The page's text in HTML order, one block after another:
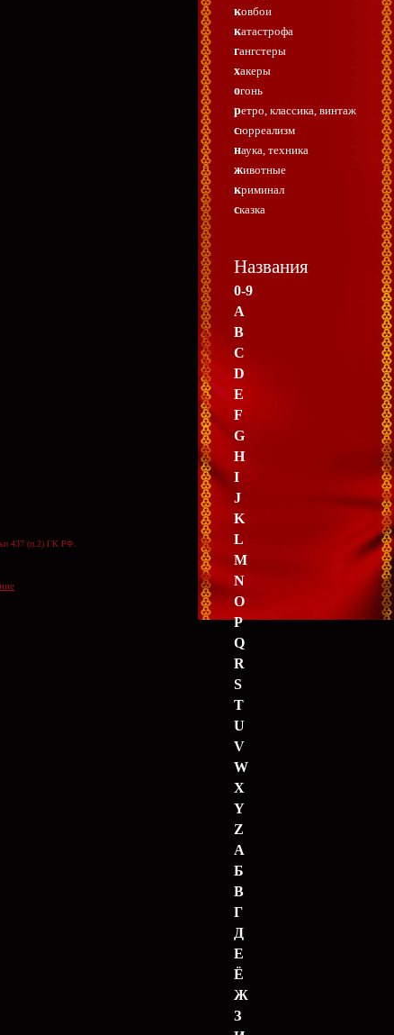
ковбои
катастрофа
гангстеры
хакеры
огонь
ретро, классика, винтаж
сюрреализм
наука, техника
животные
криминал
сказка
Названия
0-9
A
B
C
D
E
F
G
H
I
J
K
L
M
N
O
P
Q
R
S
T
U
V
W
X
Y
Z
А
Б
В
Г
Д
Е
Ё
Ж
З
437 (п.2) ГК РФ.